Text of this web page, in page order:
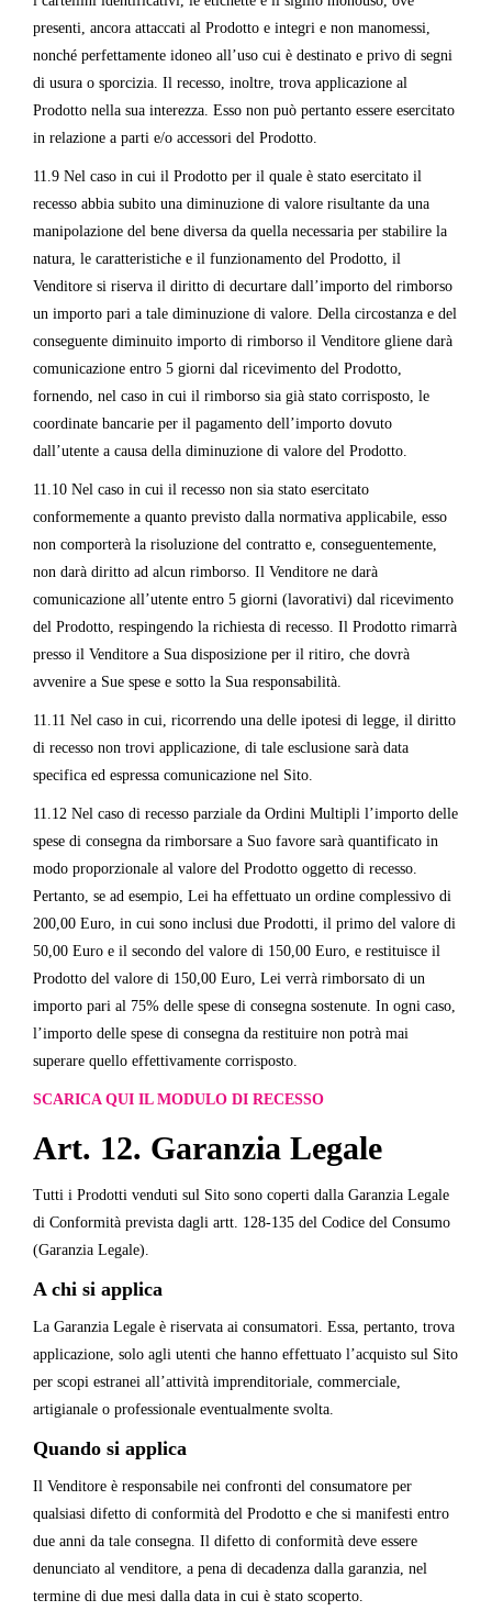
presenti, ancora attaccati al Prodotto e integri e non manomessi,
nonché perfettamente idoneo all’uso cui è destinato e privo di segni
di usura o sporcizia. Il recesso, inoltre, trova applicazione al
Prodotto nella sua interezza. Esso non può pertanto essere esercitato
in relazione a parti e/o accessori del Prodotto.
11.9 Nel caso in cui il Prodotto per il quale è stato esercitato il
recesso abbia subito una diminuzione di valore risultante da una
manipolazione del bene diversa da quella necessaria per stabilire la
natura, le caratteristiche e il funzionamento del Prodotto, il
Venditore si riserva il diritto di decurtare dall’importo del rimborso
un importo pari a tale diminuzione di valore. Della circostanza e del
conseguente diminuito importo di rimborso il Venditore gliene darà
comunicazione entro 5 giorni dal ricevimento del Prodotto,
fornendo, nel caso in cui il rimborso sia già stato corrisposto, le
coordinate bancarie per il pagamento dell’importo dovuto
dall’utente a causa della diminuzione di valore del Prodotto.
11.10 Nel caso in cui il recesso non sia stato esercitato
conformemente a quanto previsto dalla normativa applicabile, esso
non comporterà la risoluzione del contratto e, conseguentemente,
non darà diritto ad alcun rimborso. Il Venditore ne darà
comunicazione all’utente entro 5 giorni (lavorativi) dal ricevimento
del Prodotto, respingendo la richiesta di recesso. Il Prodotto rimarrà
presso il Venditore a Sua disposizione per il ritiro, che dovrà
avvenire a Sue spese e sotto la Sua responsabilità.
11.11 Nel caso in cui, ricorrendo una delle ipotesi di legge, il diritto
di recesso non trovi applicazione, di tale esclusione sarà data
specifica ed espressa comunicazione nel Sito.
11.12 Nel caso di recesso parziale da Ordini Multipli l’importo delle
spese di consegna da rimborsare a Suo favore sarà quantificato in
modo proporzionale al valore del Prodotto oggetto di recesso.
Pertanto, se ad esempio, Lei ha effettuato un ordine complessivo di
200,00 Euro, in cui sono inclusi due Prodotti, il primo del valore di
50,00 Euro e il secondo del valore di 150,00 Euro, e restituisce il
Prodotto del valore di 150,00 Euro, Lei verrà rimborsato di un
importo pari al 75% delle spese di consegna sostenute. In ogni caso,
l’importo delle spese di consegna da restituire non potrà mai
superare quello effettivamente corrisposto.
SCARICA QUI IL MODULO DI RECESSO
Art. 12. Garanzia Legale
Tutti i Prodotti venduti sul Sito sono coperti dalla Garanzia Legale
di Conformità prevista dagli artt. 128-135 del Codice del Consumo
(Garanzia Legale).
A chi si applica
La Garanzia Legale è riservata ai consumatori. Essa, pertanto, trova
applicazione, solo agli utenti che hanno effettuato l’acquisto sul Sito
per scopi estranei all’attività imprenditoriale, commerciale,
artigianale o professionale eventualmente svolta.
Quando si applica
Il Venditore è responsabile nei confronti del consumatore per
qualsiasi difetto di conformità del Prodotto e che si manifesti entro
due anni da tale consegna. Il difetto di conformità deve essere
denunciato al venditore, a pena di decadenza dalla garanzia, nel
termine di due mesi dalla data in cui è stato scoperto.